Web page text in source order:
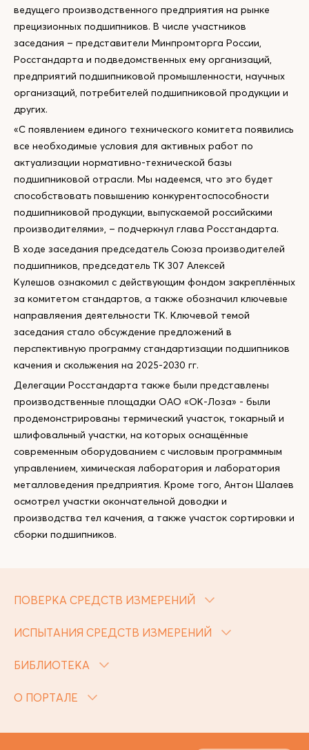
ведущего производственного предприятия на рынке
прецизионных подшипников. В числе участников
заседания – представители Минпромторга России,
Росстандарта и подведомственных ему организаций,
предприятий подшипниковой промышленности, научных
организаций, потребителей подшипниковой продукции и
других.
«С появлением единого технического комитета появились
все необходимые условия для активных работ по
актуализации нормативно-технической базы
подшипниковой отрасли. Мы надеемся, что это будет
способствовать повышению конкурентоспособности
подшипниковой продукции, выпускаемой российскими
производителями», – подчеркнул глава Росстандарта.
В ходе заседания председатель Союза производителей
подшипников, председатель ТК 307 Алексей
Кулешов ознакомил с действующим фондом закреплённых
за комитетом стандартов, а также обозначил ключевые
направляения деятельности ТК. Ключевой темой
заседания стало обсуждение предложений в
перспективную программу стандартизации подшипников
качения и скольжения на 2025-2030 гг.
Делегации Росстандарта также были представлены
производственные площадки ОАО «ОК-Лоза» - были
продемонстрированы термический участок, токарный и
шлифовальный участки, на которых оснащённые
современным оборудованием с числовым программным
управлением, химическая лаборатория и лаборатория
металловедения предприятия. Кроме того, Антон Шалаев
осмотрел участки окончательной доводки и
производства тел качения, а также участок сортировки и
сборки подшипников.
ПОВЕРКА СРЕДСТВ ИЗМЕРЕНИЙ
ИСПЫТАНИЯ СРЕДСТВ ИЗМЕРЕНИЙ
БИБЛИОТЕКА
О ПОРТАЛЕ